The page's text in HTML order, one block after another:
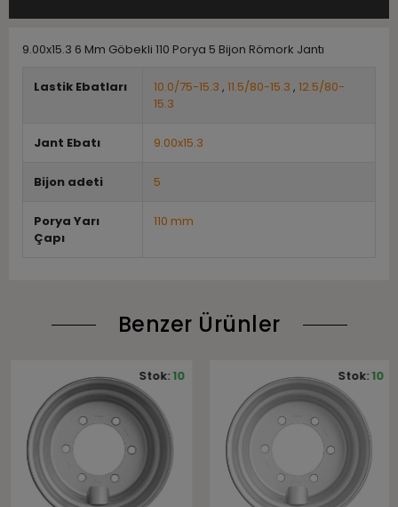
9.00x15.3 6 Mm Göbekli 110 Porya 5 Bijon Römork Jantı
Lastik Ebatları 10.0/75-15.3 , 11.5/80-15.3 , 12.5/80-
15.3
Jant Ebatı 9.00x15.3
Bijon adeti 5
Porya Yarı
Çapı
110 mm
Benzer Ürünler
Stok:10 Stok:10